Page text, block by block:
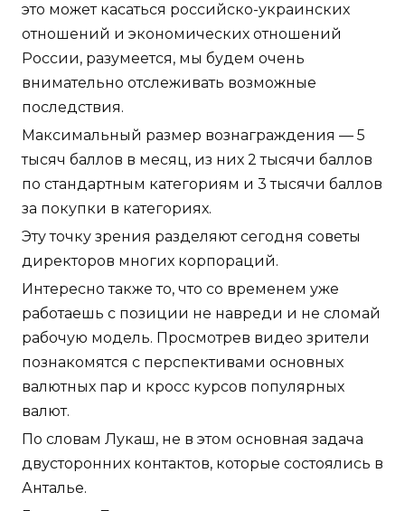
это может касаться российско-украинских
отношений и экономических отношений
России, разумеется, мы будем очень
внимательно отслеживать возможные
последствия.
Максимальный размер вознаграждения — 5
тысяч баллов в месяц, из них 2 тысячи баллов
по стандартным категориям и 3 тысячи баллов
за покупки в категориях.
Эту точку зрения разделяют сегодня советы
директоров многих корпораций.
Интересно также то, что со временем уже
работаешь с позиции не навреди и не сломай
рабочую модель. Просмотрев видео зрители
познакомятся с перспективами основных
валютных пар и кросс курсов популярных
валют.
По словам Лукаш, не в этом основная задача
двусторонних контактов, которые состоялись в
Анталье.